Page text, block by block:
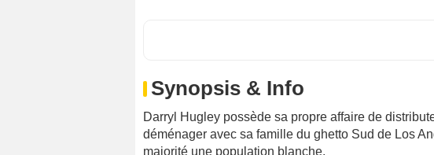
Synopsis & Info
Darryl Hugley possède sa propre affaire de
déménager avec sa famille du ghetto Sud de Los
majorité une population blanche.